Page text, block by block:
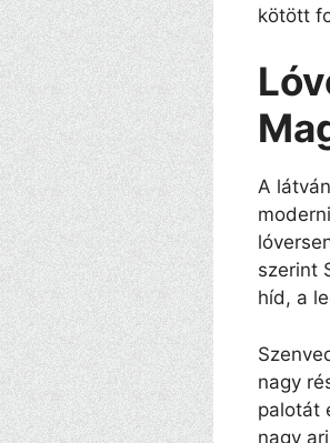
kötött
A
szerint
híd, a
nagy
palotát
nagy